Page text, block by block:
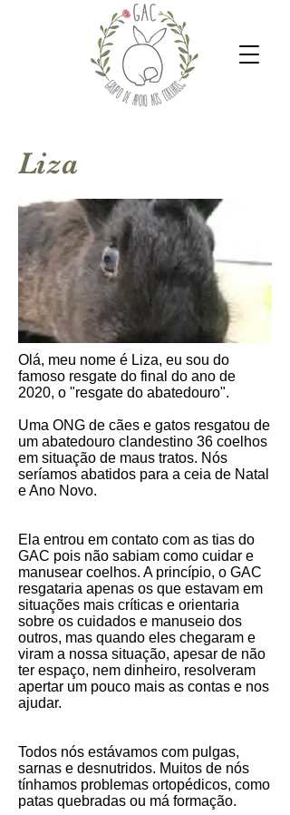
Liza
Olá, meu nome é Liza, eu sou do
famoso resgate do final do ano de
2020, o "resgate do abatedouro".
Uma ONG de cães e gatos resgatou de
um abatedouro clandestino 36 coelhos
em situação de maus tratos. Nós
seríamos abatidos para a ceia de Natal
e Ano Novo.
Ela entrou em contato com as tias do
GAC pois não sabiam como cuidar e
manusear coelhos. A princípio, o GAC
resgataria apenas os que estavam em
situações mais críticas e orientaria
sobre os cuidados e manuseio dos
outros, mas quando eles chegaram e
viram a nossa situação, apesar de não
ter espaço, nem dinheiro, resolveram
apertar um pouco mais as contas e nos
ajudar.
Todos nós estávamos com pulgas,
sarnas e desnutridos. Muitos de nós
tínhamos problemas ortopédicos, como
patas quebradas ou má formação.